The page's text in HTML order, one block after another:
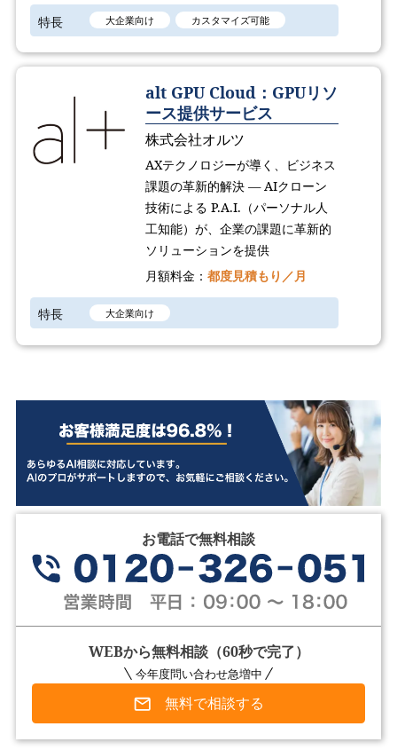
特長 大企業向け カスタマイズ可能
alt GPU Cloud：GPUリソ
ース提供サービス
株式会社オルツ
AXテクノロジーが導く、ビジネス
課題の革新的解決 ― AIクローン
技術による P.A.I.（パーソナル人
工知能）が、企業の課題に革新的
ソリューションを提供
月額料金： 都度見積もり／月
特長 大企業向け
お電話で無料相談
WEBから無料相談（60秒で完了）
今年度問い合わせ急増中
無料で相談する